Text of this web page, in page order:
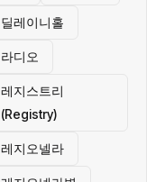
딜레이니홀
라디오
레지스트리
(Registry)
레지오넬라